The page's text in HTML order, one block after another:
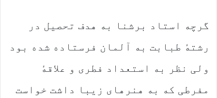
گرچه استاد برشنا به هدف تحصیل در
رشتهٔ طبابت به آلمان فرستاده شده بود
ولی نظر به استعداد فطری و علاقهٔ
مفرطی که به هنرهای زیبا داشت خواست